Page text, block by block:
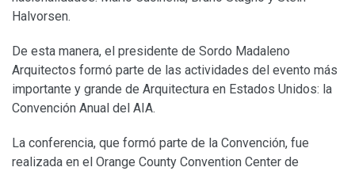
Halvorsen.
De esta manera, el presidente de Sordo Madaleno
Arquitectos formó parte de las actividades del evento más
importante y grande de Arquitectura en Estados Unidos: la
Convención Anual del AIA.
La conferencia, que formó parte de la Convención, fue
realizada en el Orange County Convention Center de